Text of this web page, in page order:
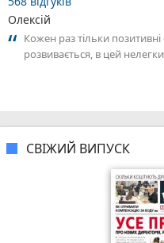
Олексій
Кожен раз тільки позитивні
розвивається, в цей
СВІЖИЙ ВИПУСК